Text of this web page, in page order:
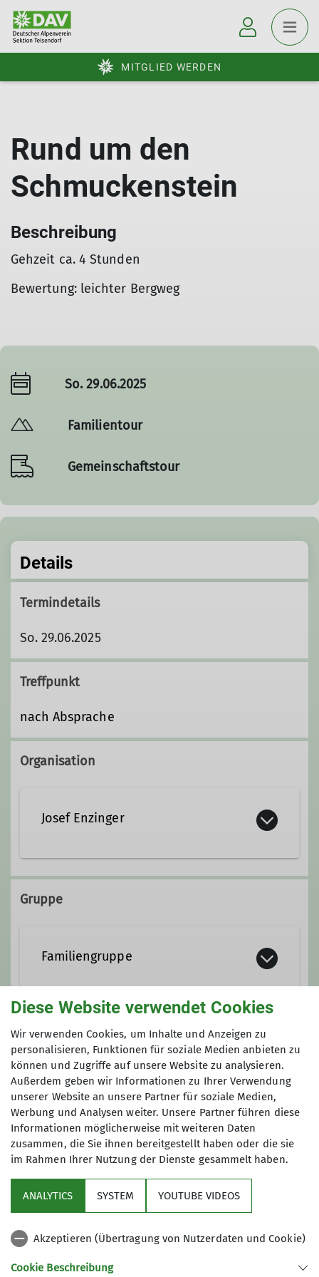
MITGLIED WERDEN
Rund um den
Schmuckenstein
Beschreibung
Gehzeit ca. 4 Stunden
Bewertung: leichter Bergweg
So. 29.06.2025
Familientour
Gemeinschaftstour
Details
Termindetails
So. 29.06.2025
Treffpunkt
nach Absprache
Organisation
Josef Enzinger
+49 171 6798145
Qualifikationen
Trainer*in C Bergsteigen
Ämter
Jugendreferent*in
Gruppe
Familiengruppe
Sektion Teisendorf
wichtige Infos
Partner
Diese Website verwendet Cookies
Wir verwenden Cookies, um Inhalte und Anzeigen zu
personalisieren, Funktionen für soziale Medien anbieten zu
können und Zugriffe auf unsere Website zu analysieren.
Außerdem geben wir Informationen zu Ihrer Verwendung
unserer Website an unsere Partner für soziale Medien,
Werbung und Analysen weiter. Unsere Partner führen diese
Informationen möglicherweise mit weiteren Daten
zusammen, die Sie ihnen bereitgestellt haben oder die sie
im Rahmen Ihrer Nutzung der Dienste gesammelt haben.
ANALYTICS SYSTEM YOUTUBE VIDEOS
Akzeptieren (Übertragung von Nutzerdaten und Cookie)
Cookie Beschreibung